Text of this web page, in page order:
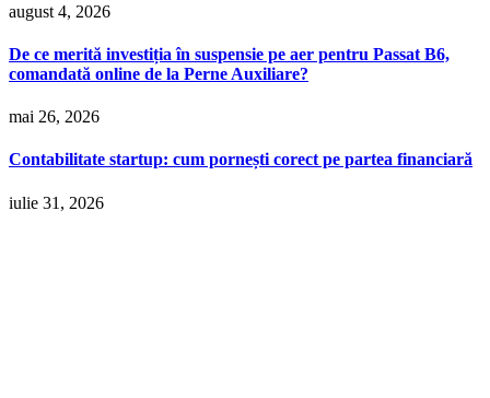
august 4, 2026
De ce merită investiția în suspensie pe aer pentru Passat B6,
comandată online de la Perne Auxiliare?
mai 26, 2026
Contabilitate startup: cum pornești corect pe partea financiară
iulie 31, 2026